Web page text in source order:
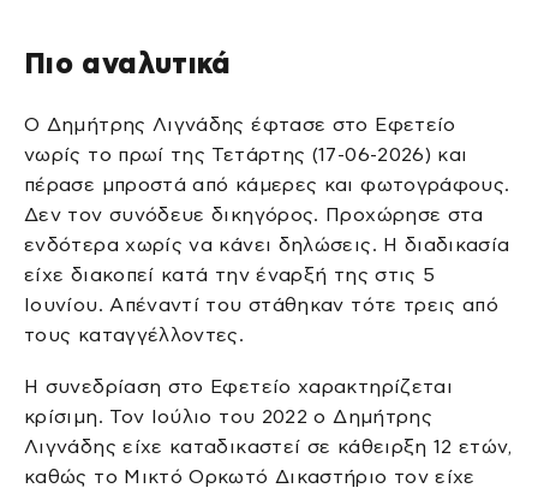
Πιο αναλυτικά
Ο Δημήτρης Λιγνάδης έφτασε στο Εφετείο
νωρίς το πρωί της Τετάρτης (17-06-2026) και
πέρασε μπροστά από κάμερες και φωτογράφους.
Δεν τον συνόδευε δικηγόρος. Προχώρησε στα
ενδότερα χωρίς να κάνει δηλώσεις. Η διαδικασία
είχε διακοπεί κατά την έναρξή της στις 5
Ιουνίου. Απέναντί του στάθηκαν τότε τρεις από
τους καταγγέλλοντες.
Η συνεδρίαση στο Εφετείο χαρακτηρίζεται
κρίσιμη. Τον Ιούλιο του 2022 ο Δημήτρης
Λιγνάδης είχε καταδικαστεί σε κάθειρξη 12 ετών,
καθώς το Μικτό Ορκωτό Δικαστήριο τον είχε